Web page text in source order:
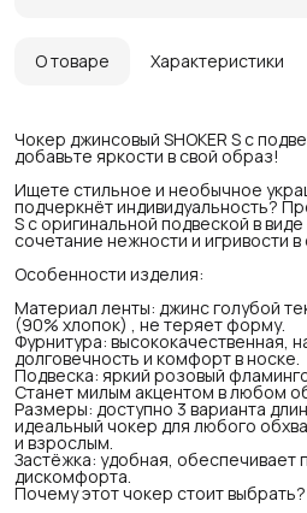
О товаре Характеристики
Чокер джинсовый SHOKER S с
добавьте яркости в свой образ!
Ищете стильное и необычное
подчеркнёт индивидуальность?
S с оригинальной подвеской в
сочетание нежности и игривости
Особенности изделия:
Материал ленты: джинс голубой
(90% хлопок) , не теряет форму.
Фурнитура: высококачественная,
долговечность и комфорт в носке.
Подвеска: яркий розовый
Станет милым акцентом в любом
Размеры: доступно 3 варианта
идеальный чокер для любого
и взрослым.
Застёжка: удобная, обеспечивает
дискомфорта.
Почему этот чокер стоит выбрать?